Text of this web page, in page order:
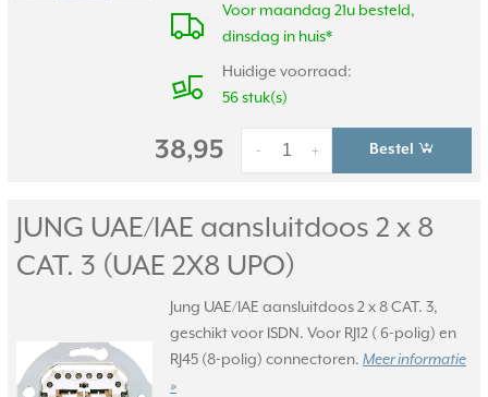
Voor maandag 21u besteld,
dinsdag in huis*
Huidige voorraad:
56 stuk(s)
38,95 +
- Bestel
JUNG UAE/IAE aansluitdoos 2 x 8
CAT. 3 (UAE 2X8 UPO)
Jung UAE/IAE aansluitdoos 2 x 8 CAT. 3,
geschikt voor ISDN. Voor RJ12 ( 6-polig) en
RJ45 (8-polig) connectoren. Meer informatie
»